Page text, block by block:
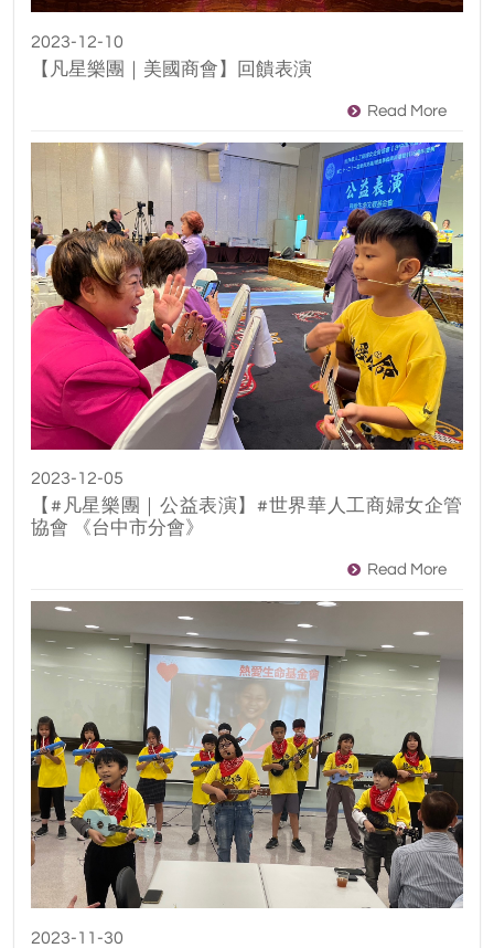
2023-12-10
【凡星樂團｜美國商會】回饋表演
Read More
2023-12-05
【#凡星樂團｜公益表演】#世界華人工商婦女企管
協會 《台中市分會》
Read More
2023-11-30